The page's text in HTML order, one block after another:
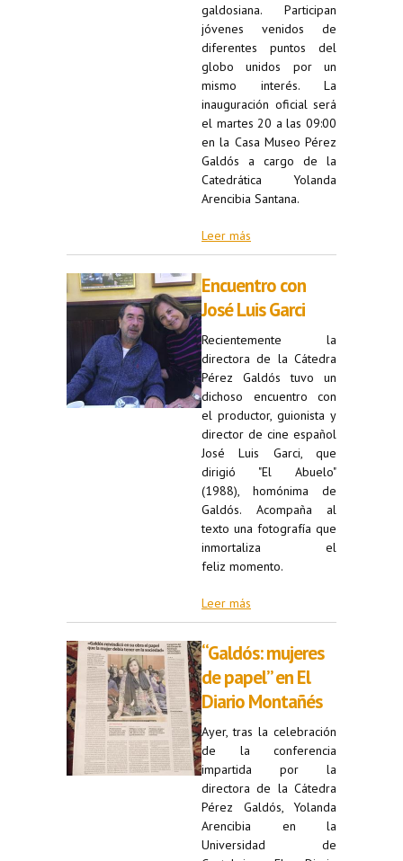
galdosiana. Participan
jóvenes venidos de
diferentes puntos del
globo unidos por un
mismo interés. La
inauguración oficial será
el martes 20 a las 09:00
en la Casa Museo Pérez
Galdós a cargo de la
Catedrática Yolanda
Arencibia Santana.
Leer más
Encuentro con
José Luis Garci
Recientemente la
directora de la Cátedra
Pérez Galdós tuvo un
dichoso encuentro con
el productor, guionista y
director de cine español
José Luis Garci, que
dirigió "El Abuelo"
(1988), homónima de
Galdós. Acompaña al
texto una fotografía que
inmortaliza el
feliz momento.
Leer más
“Galdós: mujeres
de papel” en El
Diario Montañés
Ayer, tras la celebración
de la conferencia
impartida por la
directora de la Cátedra
Pérez Galdós, Yolanda
Arencibia en la
Universidad de